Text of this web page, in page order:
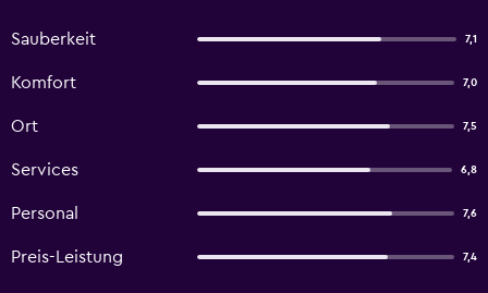
Sauberkeit 7,1
Komfort 7,0
Ort 7,5
Services 6,8
Personal 7,6
Preis-Leistung 7,4